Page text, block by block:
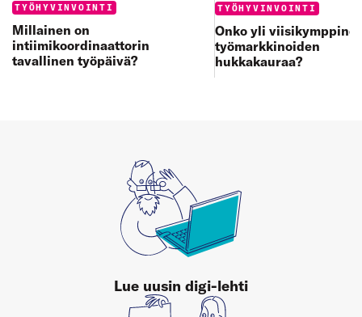
Categories:
TYÖHYVINVOINTI
Millainen on
intiimikoordinaattorin
tavallinen työpäivä?
Categories:
TYÖHYVINVOINTI
Onko yli
työmarkkinoiden
hukkakauraa?
Lue uusin digi-lehti